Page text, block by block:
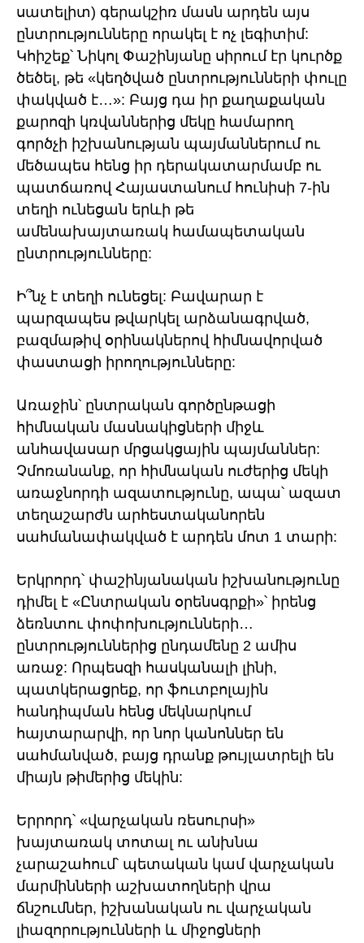
սատելիտ) գերակշիռ մասն արդեն այս
ընտրությունները որակել է ոչ լեգիտիմ:
Կհիշեք՝ Նիկոլ Փաշինյանը սիրում էր կուրծք
ծեծել, թե «կեղծված ընտրությունների փուլը
փակված է…»: Բայց դա իր քաղաքական
քարոզի կռվաններից մեկը համարող
գործչի իշխանության պայմաններում ու
մեծապես հենց իր դերակատարմամբ ու
պատճառով Հայաստանում հունիսի 7-ին
տեղի ունեցան երևի թե
ամենախայտառակ համապետական
ընտրությունները:
Ի՞նչ է տեղի ունեցել: Բավարար է
պարզապես թվարկել արձանագրված,
բազմաթիվ օրինակներով հիմնավորված
փաստացի իրողությունները:
Առաջին՝ ընտրական գործընթացի
հիմնական մասնակիցների միջև
անհավասար մրցակցային պայմաններ:
Չմոռանանք, որ հիմնական ուժերից մեկի
առաջնորդի ազատությունը, ապա՝ ազատ
տեղաշարժն արհեստականորեն
սահմանափակված է արդեն մոտ 1 տարի:
Երկրորդ՝ փաշինյանական իշխանությունը
դիմել է «Ընտրական օրենսգրքի»՝ իրենց
ձեռնտու փոփոխությունների…
ընտրություններից ընդամենը 2 ամիս
առաջ: Որպեսզի հասկանալի լինի,
պատկերացրեք, որ ֆուտբոլային
հանդիպման հենց մեկնարկում
հայտարարվի, որ նոր կանոններ են
սահմանված, բայց դրանք թույլատրելի են
միայն թիմերից մեկին:
Երրորդ՝ «վարչական ռեսուրսի»
խայտառակ տոտալ ու անխնա
չարաշահում՝ պետական կամ վարչական
մարմինների աշխատողների վրա
ճնշումներ, իշխանական ու վարչական
լիազորությունների և միջոցների